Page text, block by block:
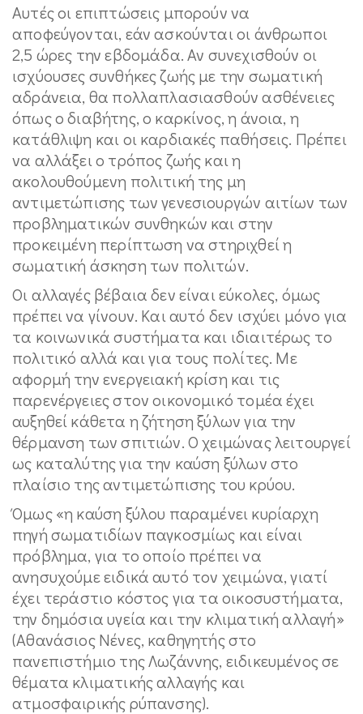
Αυτές οι επιπτώσεις μπορούν να
αποφεύγονται, εάν ασκούνται οι άνθρωποι
2,5 ώρες την εβδομάδα. Αν συνεχισθούν οι
ισχύουσες συνθήκες ζωής με την σωματική
αδράνεια, θα πολλαπλασιασθούν ασθένειες
όπως ο διαβήτης, ο καρκίνος, η άνοια, η
κατάθλιψη και οι καρδιακές παθήσεις. Πρέπει
να αλλάξει ο τρόπος ζωής και η
ακολουθούμενη πολιτική της μη
αντιμετώπισης των γενεσιουργών αιτίων των
προβληματικών συνθηκών και στην
προκειμένη περίπτωση να στηριχθεί η
σωματική άσκηση των πολιτών.
Οι αλλαγές βέβαια δεν είναι εύκολες, όμως
πρέπει να γίνουν. Και αυτό δεν ισχύει μόνο για
τα κοινωνικά συστήματα και ιδιαιτέρως το
πολιτικό αλλά και για τους πολίτες. Με
αφορμή την ενεργειακή κρίση και τις
παρενέργειες στον οικονομικό τομέα έχει
αυξηθεί κάθετα η ζήτηση ξύλων για την
θέρμανση των σπιτιών. Ο χειμώνας λειτουργεί
ως καταλύτης για την καύση ξύλων στο
πλαίσιο της αντιμετώπισης του κρύου.
Όμως «η καύση ξύλου παραμένει κυρίαρχη
πηγή σωματιδίων παγκοσμίως και είναι
πρόβλημα, για το οποίο πρέπει να
ανησυχούμε ειδικά αυτό τον χειμώνα, γιατί
έχει τεράστιο κόστος για τα οικοσυστήματα,
την δημόσια υγεία και την κλιματική αλλαγή»
(Αθανάσιος Νένες, καθηγητής στο
πανεπιστήμιο της Λωζάννης, ειδικευμένος σε
θέματα κλιματικής αλλαγής και
ατμοσφαιρικής ρύπανσης).